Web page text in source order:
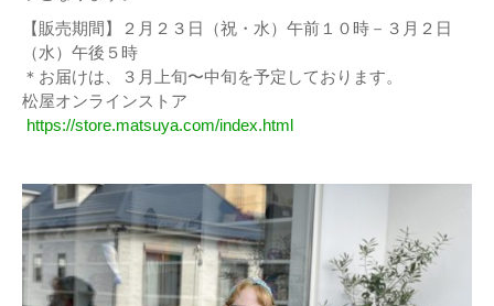
【販売期間】２月２３日（祝・水）午前１０時－３月２日
（水）午後５時
＊お届けは、３月上旬〜中旬を予定しております。
松屋オンラインストア
https://store.matsuya.com/index.html